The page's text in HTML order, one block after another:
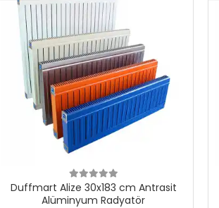
Duffmart Alize 30x183 cm Antrasit
Alüminyum Radyatör